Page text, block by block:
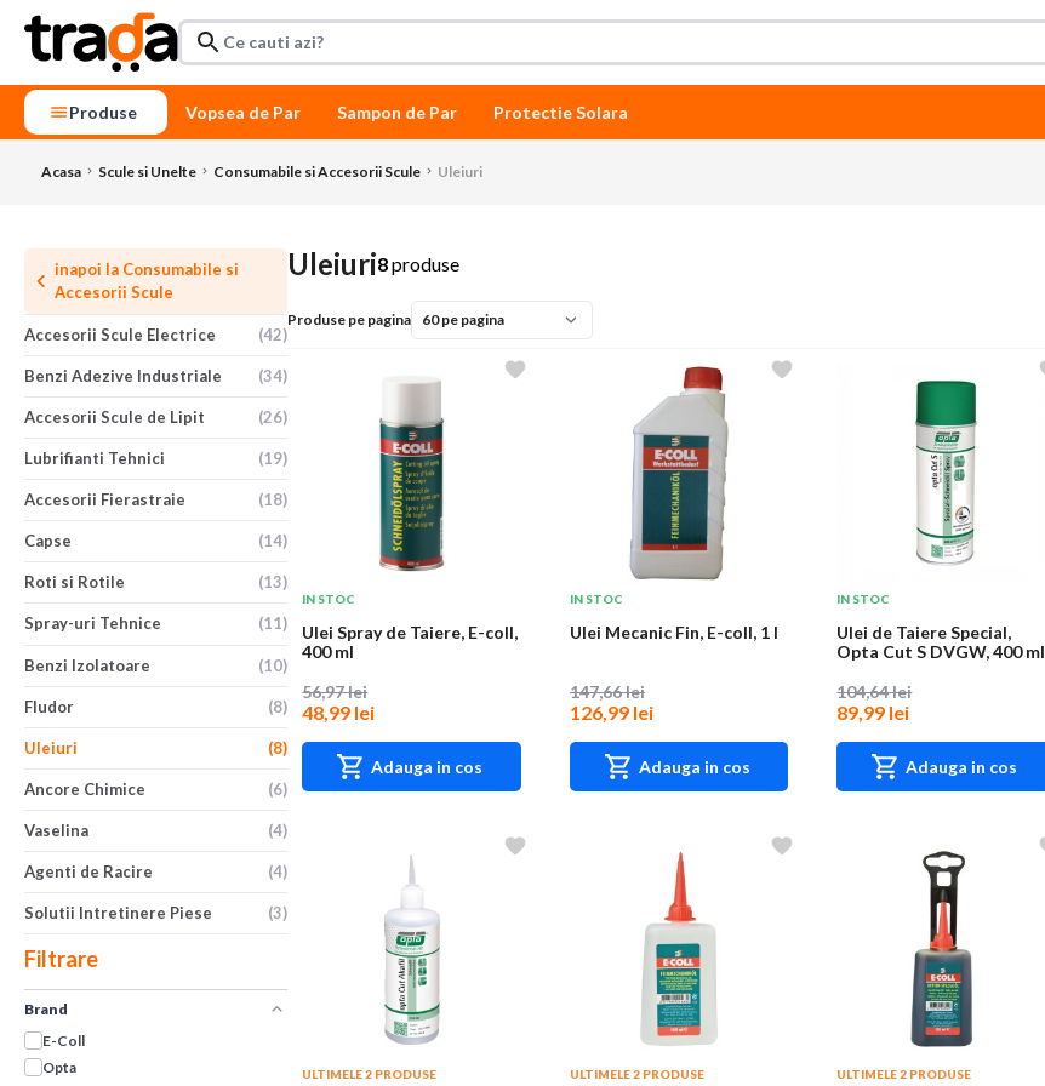
Produse Vopsea de Par Sampon de Par Protectie Solara
Acasa Scule si Unelte Consumabile si Accesorii Scule Uleiuri
inapoi la Consumabile si
Accesorii Scule
Accesorii Scule Electrice (42)
Benzi Adezive Industriale (34)
Accesorii Scule de Lipit (26)
Lubrifianti Tehnici (19)
Accesorii Fierastraie (18)
Capse (14)
Roti si Rotile (13)
Spray-uri Tehnice (11)
Benzi Izolatoare (10)
Fludor (8)
Uleiuri (8)
Ancore Chimice (6)
Vaselina (4)
Agenti de Racire (4)
Solutii Intretinere Piese (3)
Filtrare
Brand
E-Coll
Opta
Uleiuri8produse
Produse pe pagina
IN STOC
Ulei Spray de Taiere, E-coll,
400 ml
56,97 lei
48,99 lei
Adauga in cos
IN STOC
Ulei Mecanic Fin, E-coll, 1 l
147,66 lei
126,99 lei
Adauga in cos
IN STOC
Ulei de Taiere Special,
Opta Cut S DVGW, 400 ml
104,64 lei
89,99 lei
Adauga in cos
ULTIMELE 2 PRODUSE ULTIMELE 2 PRODUSE ULTIMELE 2 PRODUSE